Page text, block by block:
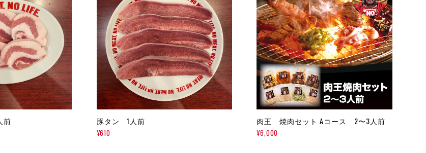
前 豚タン 1人前
¥610
肉王 焼肉セット Aコース 2〜3人前
¥6,000